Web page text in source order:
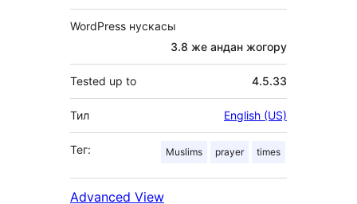
WordPress нускасы
3.8 же андан жогору
Tested up to 4.5.33
Тил English (US)
Тег: Muslims prayer times
Advanced View